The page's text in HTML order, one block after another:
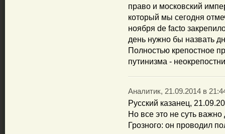
право и московский
который мы сегодня
ноября de facto
день нужно бы назвать
Полностью крепостное
путинизма -
Аналитик, 21.09.2014 в
Русский казанец,
Но все это не суть
Грозного: он проводил